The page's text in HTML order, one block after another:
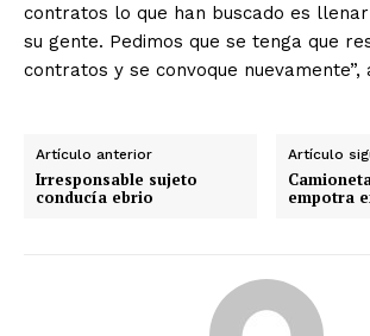
contratos lo que han buscado es
su gente. Pedimos que se tenga que
contratos y se convoque nuevamente”,
Artículo anterior
Irresponsable sujeto
conducía ebrio
Artículo
empotra